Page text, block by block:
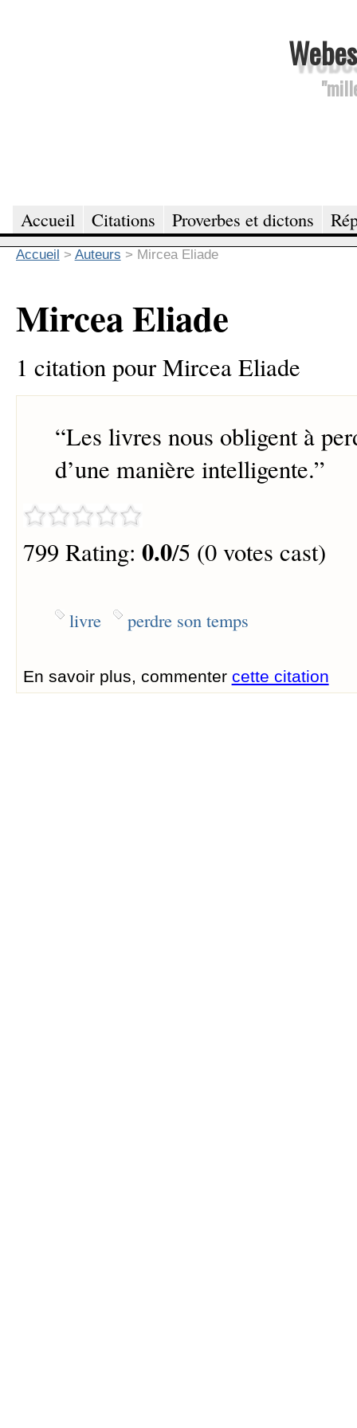
Accueil Citations Proverbes et dictons
Accueil > Auteurs > Mircea Eliade
Mircea Eliade
1 citation pour Mircea Eliade
“Les livres nous obligent à
d’une manière intelligente.”
799 Rating: 0.0/5 (0 votes cast)
livre perdre son temps
En savoir plus, commenter cette citation